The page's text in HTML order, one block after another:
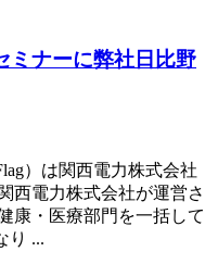
ミナーに弊社日比野
）は関西電力株式会社
西電力株式会社が運営さ
康・医療部門を一括して
り ...